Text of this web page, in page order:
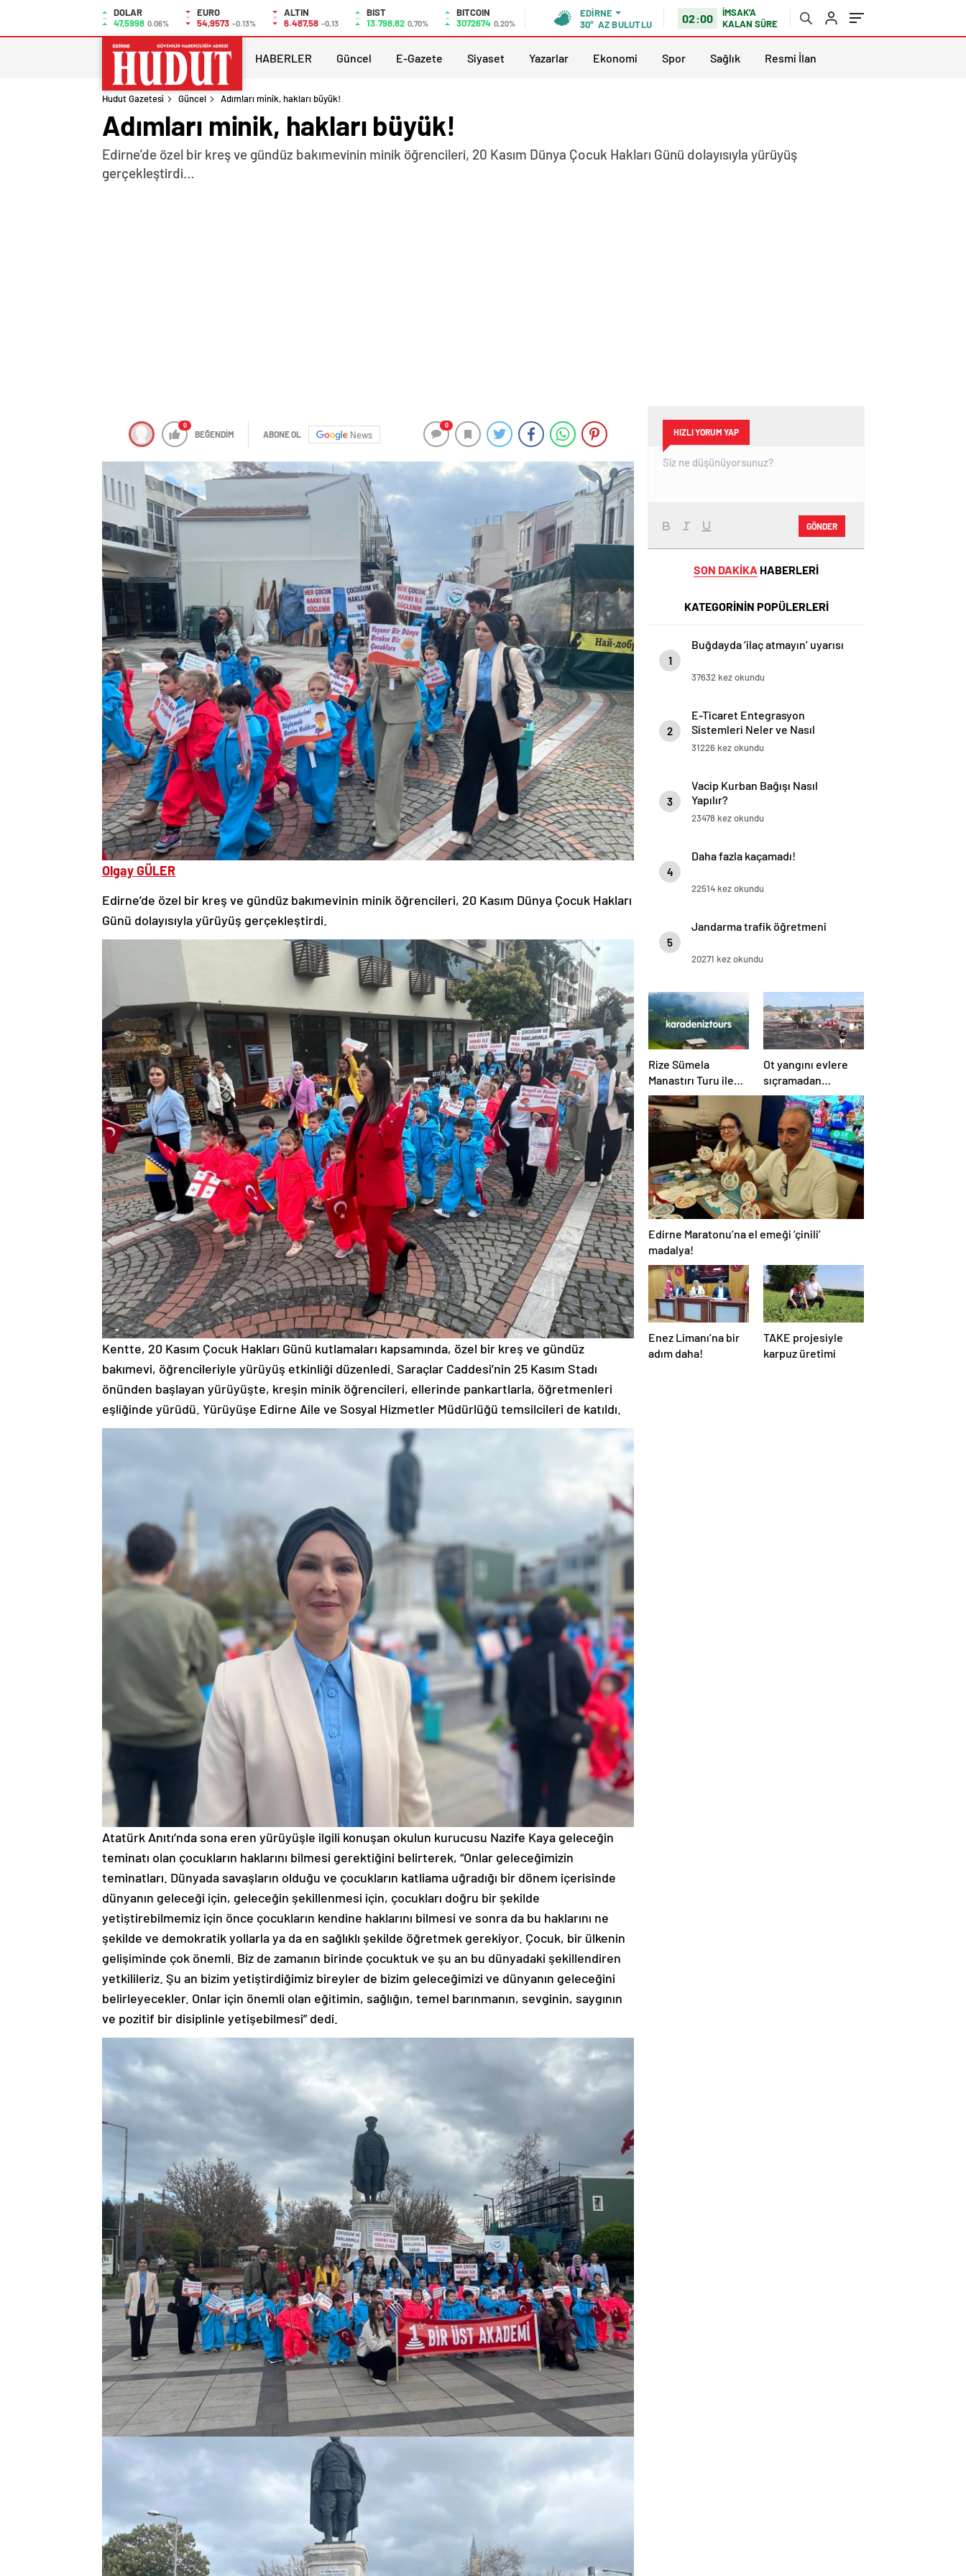
DOLAR
47,5998 0.06%
EURO
54,9573 -0.13%
ALTIN
6.487,58 -0,13
BIST
13.798,82 0,70%
BITCOIN
3072674 0,20%
EDIRNE
30° AZ BULUTLU 02:00
İMSAK'A
KALAN SÜRE
HABERLER Güncel E-Gazete Siyaset Yazarlar Ekonomi Spor Sağlık Resmi İlan
Hudut Gazetesi Güncel Adımları minik, hakları büyük!
Adımları minik, hakları büyük!
Edirne’de özel bir kreş ve gündüz bakımevinin minik öğrencileri, 20 Kasım Dünya Çocuk Hakları Günü dolayısıyla yürüyüş
gerçekleştirdi…
0
BEĞENDİM ABONE OL News
0
Olgay GÜLER
Edirne’de özel bir kreş ve gündüz bakımevinin minik öğrencileri, 20 Kasım Dünya Çocuk Hakları
Günü dolayısıyla yürüyüş gerçekleştirdi.
Kentte, 20 Kasım Çocuk Hakları Günü kutlamaları kapsamında, özel bir kreş ve gündüz
bakımevi, öğrencileriyle yürüyüş etkinliği düzenledi. Saraçlar Caddesi’nin 25 Kasım Stadı
önünden başlayan yürüyüşte, kreşin minik öğrencileri, ellerinde pankartlarla, öğretmenleri
eşliğinde yürüdü. Yürüyüşe Edirne Aile ve Sosyal Hizmetler Müdürlüğü temsilcileri de katıldı.
Atatürk Anıtı’nda sona eren yürüyüşle ilgili konuşan okulun kurucusu Nazife Kaya geleceğin
teminatı olan çocukların haklarını bilmesi gerektiğini belirterek, “Onlar geleceğimizin
teminatları. Dünyada savaşların olduğu ve çocukların katliama uğradığı bir dönem içerisinde
dünyanın geleceği için, geleceğin şekillenmesi için, çocukları doğru bir şekilde
yetiştirebilmemiz için önce çocukların kendine haklarını bilmesi ve sonra da bu haklarını ne
şekilde ve demokratik yollarla ya da en sağlıklı şekilde öğretmek gerekiyor. Çocuk, bir ülkenin
gelişiminde çok önemli. Biz de zamanın birinde çocuktuk ve şu an bu dünyadaki şekillendiren
yetkilileriz. Şu an bizim yetiştirdiğimiz bireyler de bizim geleceğimizi ve dünyanın geleceğini
belirleyecekler. Onlar için önemli olan eğitimin, sağlığın, temel barınmanın, sevginin, saygının
ve pozitif bir disiplinle yetişebilmesi” dedi.
HIZLI YORUM YAP
GÖNDER
SON DAKİKA HABERLERİ
KATEGORİNİN POPÜLERLERİ
1
Buğdayda ‘ilaç atmayın’ uyarısı
37632 kez okundu
2
E-Ticaret Entegrasyon
Sistemleri Neler ve Nasıl
Yapılır?
31226 kez okundu
3
Vacip Kurban Bağışı Nasıl
Yapılır?
23478 kez okundu
4
Daha fazla kaçamadı!
22514 kez okundu
5
Jandarma trafik öğretmeni
20271 kez okundu
Rize Sümela
Manastırı Turu ile
Tarih ve Doğayı Bir
Arada Keşfedin
Ot yangını evlere
sıçramadan
söndürüldü!
Edirne Maratonu’na el emeği ‘çinili’
madalya!
Enez Limanı’na bir
adım daha!
TAKE projesiyle
karpuz üretimi